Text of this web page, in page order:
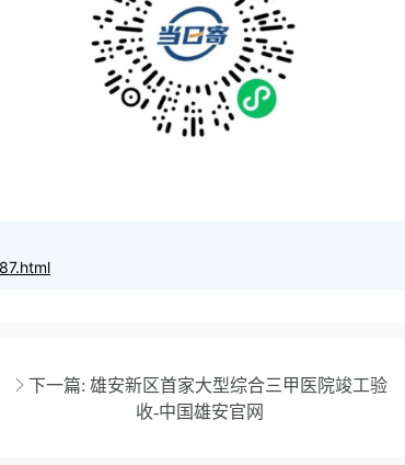
下一篇: 雄安新区首家大型综合三甲医院竣工验
收-中国雄安官网